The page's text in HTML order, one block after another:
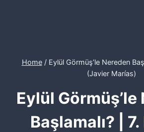
Home / Eylül Görmüş’le Nereden
(Javier Marías)
Eylül Görmüş’le
Başlamalı? |